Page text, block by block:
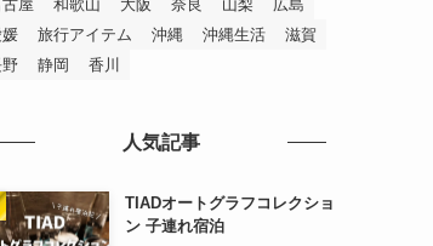
(2)
(2)
(10)
屋
和歌山 大阪 奈良 山梨
広島
旅行アイテム 沖縄 沖縄生活
滋賀
静岡 香川
人気記事
TIADオートグラフコレクショ
ン 子連れ宿泊